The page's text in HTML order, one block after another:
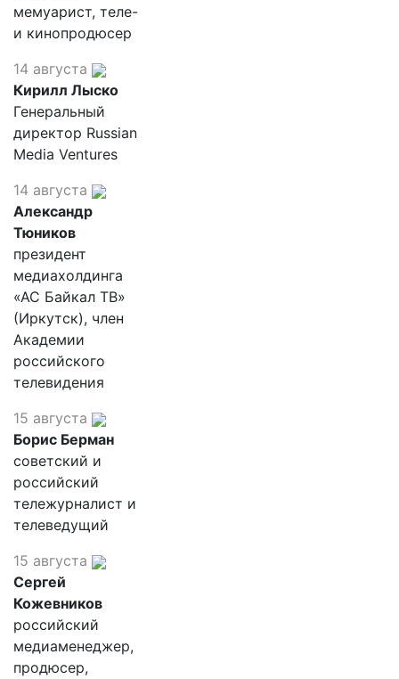
мемуарист, теле-
и кинопродюсер
14 августа
Кирилл Лыско
Генеральный
директор Russian
Media Ventures
14 августа
Александр
Тюников
президент
медиахолдинга
«АС Байкал ТВ»
(Иркутск), член
Академии
российского
телевидения
15 августа
Борис Берман
советский и
российский
тележурналист и
телеведущий
15 августа
Сергей
Кожевников
российский
медиаменеджер,
продюсер,